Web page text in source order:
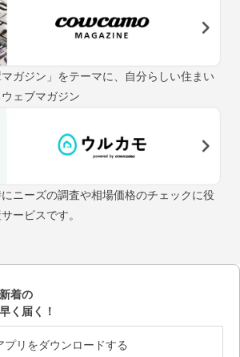
マガジン」をテーマに、自分らしい住まい
ェブマガジン
ニーズの調査や相場価格のチェックに役
ービスです。
着の
く届く！
プリをダウンロードする